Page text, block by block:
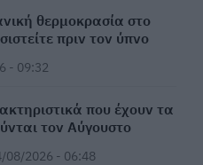
Γιατί σήμερα 6
ψάρι
εμβόλιο mRNA από
θερμοκρασία στο
πριν τον ύπνο
- 09:32
που έχουν τα
τον Αύγουστο
08/2026 - 06:48